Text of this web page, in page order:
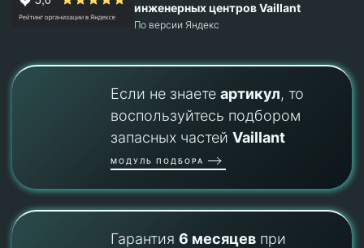
инженерных центров Vaillant
По версии Яндекс
Если не знаете артикул, то
воспользуйтесь подбором
запасных частей Vaillant
МОДУЛЬ ПОДБОРА
Гарантия 6 месяцевпри